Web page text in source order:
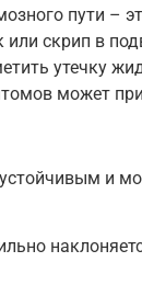
пути –
скрип в
утечку
может
и